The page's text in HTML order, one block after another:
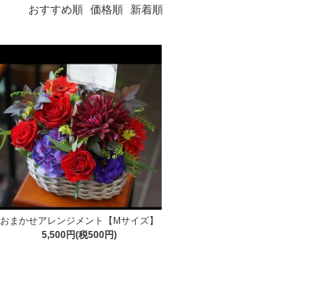
おすすめ順 価格順 新着順
おまかせアレンジメント【Mサイズ】
5,500円(税500円)